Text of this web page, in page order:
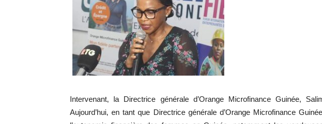
Intervenant, la Directrice générale d’Orange Microfinance Guinée,
Aujourd’hui, en tant que Directrice générale d’Orange Microfinance